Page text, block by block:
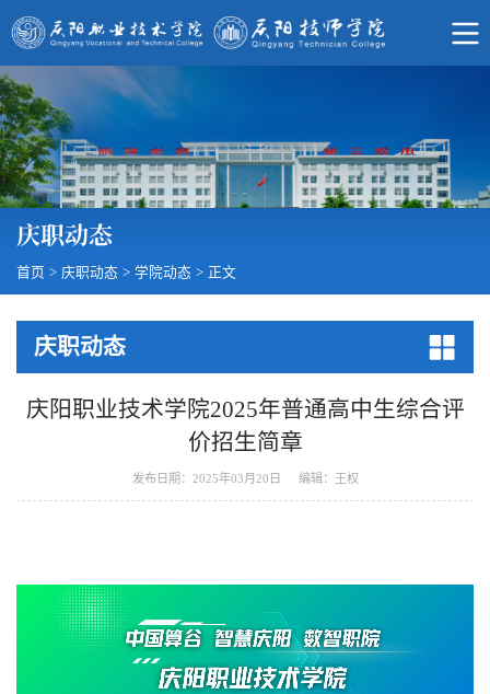
庆职动态
首页 > 庆职动态 > 学院动态 > 正文
庆职动态
庆阳职业技术学院2025年普通高中生综合评
价招生简章
发布日期：2025年03月20日 编辑：王权